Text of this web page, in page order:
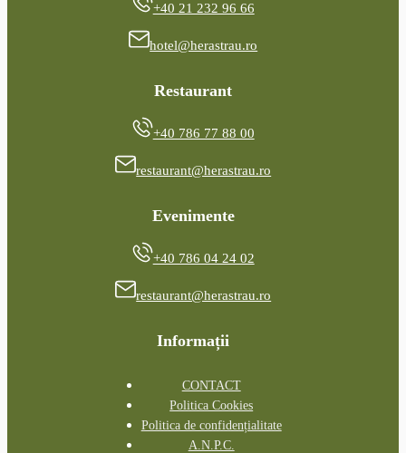
+40 21 232 96 66
hotel@herastrau.ro
Restaurant
+40 786 77 88 00
restaurant@herastrau.ro
Evenimente
+40 786 04 24 02
restaurant@herastrau.ro
Informații
CONTACT
Politica Cookies
Politica de confidențialitate
A.N.P.C.